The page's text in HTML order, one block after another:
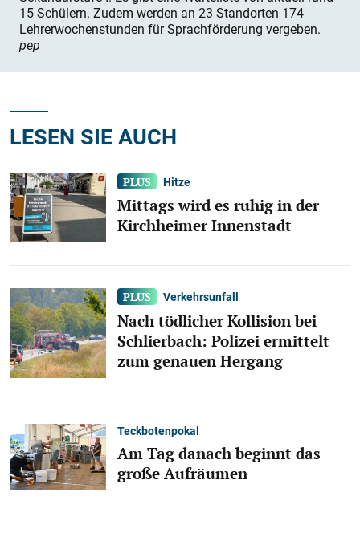
15 Schülern. Zudem werden an 23 Standorten 174
Lehrerwochenstunden für Sprachförderung vergeben.
pep
LESEN SIE AUCH
Hitze
Mittags wird es ruhig in der
Kirchheimer Innenstadt
Verkehrsunfall
Nach tödlicher Kollision bei
Schlierbach: Polizei ermittelt
zum genauen Hergang
Teckbotenpokal
Am Tag danach beginnt das
große Aufräumen